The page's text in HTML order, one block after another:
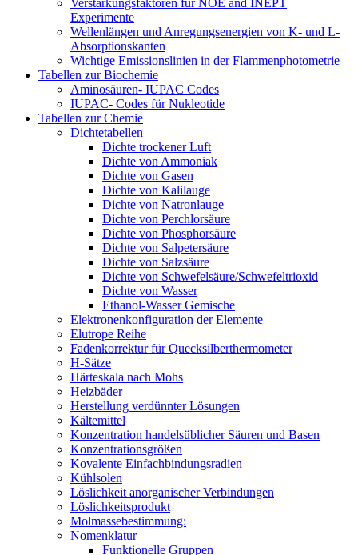
Verstärkungsfaktoren für NOE and INEPT
Experimente
Wellenlängen und Anregungsenergien von K- und L-
Absorptionskanten
Wichtige Emissionslinien in der Flammenphotometrie
Tabellen zur Biochemie
Aminosäuren- IUPAC Codes
IUPAC- Codes für Nukleotide
Tabellen zur Chemie
Dichtetabellen
Dichte trockener Luft
Dichte von Ammoniak
Dichte von Gasen
Dichte von Kalilauge
Dichte von Natronlauge
Dichte von Perchlorsäure
Dichte von Phosphorsäure
Dichte von Salpetersäure
Dichte von Salzsäure
Dichte von Schwefelsäure/Schwefeltrioxid
Dichte von Wasser
Ethanol-Wasser Gemische
Elektronenkonfiguration der Elemente
Elutrope Reihe
Fadenkorrektur für Quecksilberthermometer
H-Sätze
Härteskala nach Mohs
Heizbäder
Herstellung verdünnter Lösungen
Kältemittel
Konzentration handelsüblicher Säuren und Basen
Konzentrationsgrößen
Kovalente Einfachbindungsradien
Kühlsolen
Löslichkeit anorganischer Verbindungen
Löslichkeitsprodukt
Molmassebestimmung:
Nomenklatur
Funktionelle Gruppen